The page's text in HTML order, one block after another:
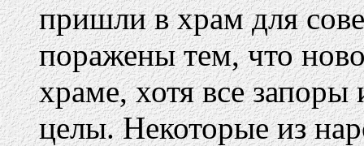
пришли в храм для
поражены тем, что
храме, хотя все
целы. Некоторые из